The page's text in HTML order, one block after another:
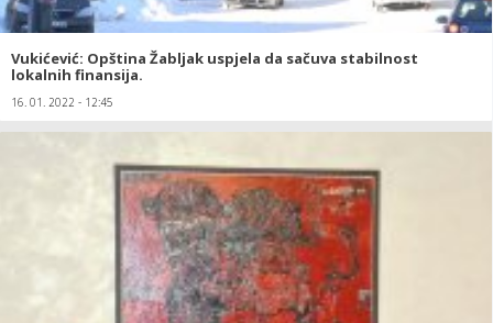
Vukićević: Opština Žabljak uspjela da sačuva stabilnost
lokalnih finansija.
16. 01. 2022 - 12:45